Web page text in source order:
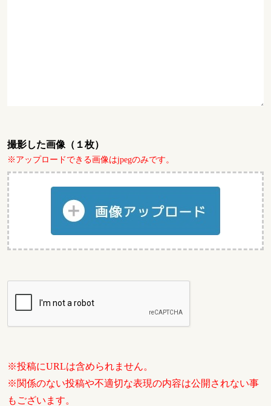
撮影した画像（１枚）
※アップロードできる画像はjpegのみです。
※投稿にURLは含められません。
※関係のない投稿や不適切な表現の内容は公開されない事
もございます。